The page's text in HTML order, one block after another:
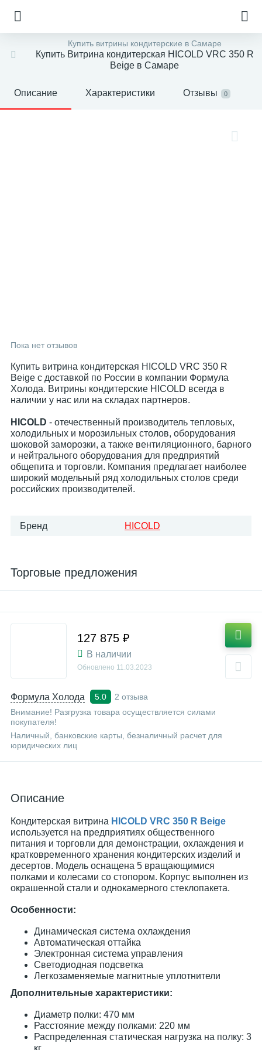
Купить витрины кондитерские в Самаре
Купить Витрина кондитерская HICOLD VRC 350 R
Beige в Самаре
Описание Характеристики Отзывы 0
Пока нет отзывов
Купить витрина кондитерская HICOLD VRC 350 R
Beige с доставкой по России в компании Формула
Холода. Витрины кондитерские HICOLD всегда в
наличии у нас или на складах партнеров.
HICOLD - отечественный производитель тепловых,
холодильных и морозильных столов, оборудования
шоковой заморозки, а также вентиляционного, барного
и нейтрального оборудования для предприятий
общепита и торговли. Компания предлагает наиболее
широкий модельный ряд холодильных столов среди
российских производителей.
Бренд HICOLD
Торговые предложения
Формула Холода 5.0
2 отзыва
Внимание! Разгрузка товара осуществляется силами
покупателя!
Наличный, банковские карты, безналичный расчет для
юридических лиц
127 875 ₽
В наличии
Обновлено 11.03.2023
Описание
Кондитерская витрина HICOLD VRC 350 R Beige
используется на предприятиях общественного
питания и торговли для демонстрации, охлаждения и
кратковременного хранения кондитерских изделий и
десертов. Модель оснащена 5 вращающимися
полками и колесами со стопором. Корпус выполнен из
окрашенной стали и однокамерного стеклопакета.
Особенности:
Динамическая система охлаждения
Автоматическая оттайка
Электронная система управления
Светодиодная подсветка
Легкозаменяемые магнитные уплотнители
Дополнительные характеристики:
Диаметр полки: 470 мм
Расстояние между полками: 220 мм
Распределенная статическая нагрузка на полку: 3
кг